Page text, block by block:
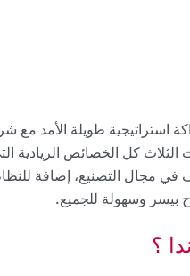
استراتيجية طويلة الأمد مع
كل الخصائص الريادية
في مجال التصنيع، إضافة
بيسر وسهولة للجميع.
؟